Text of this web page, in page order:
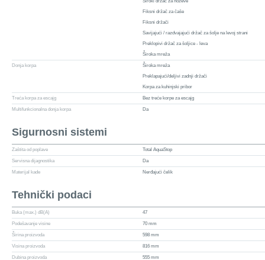
Fiksni držač za čaše
Fiksni držači
Savijajući / razdvajajući držač za šolje na levoj strani
Preklopivi držač za šoljice - leva
Široka mreža
Donja korpa
Široka mreža
Preklapajući/deljivi zadnji držači
Korpa za kuhinjski pribor
Treća korpa za escajg Bez treće korpe za escajg
Multifunkcionalna donja korpa Da
Sigurnosni sistemi
Zaštita od poplave Total AquaStop
Servisna dijagnostika Da
Materijal kade Nerđajući čelik
Tehnički podaci
Buka (max.) dB(A) 47
Podešavanje visine 70 mm
Širina proizvoda 598 mm
Visina proizvoda 816 mm
Dubina proizvoda 555 mm